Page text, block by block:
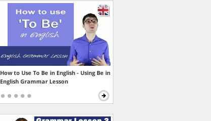
How to Use To Be in English - Using Be in
English Grammar Lesson